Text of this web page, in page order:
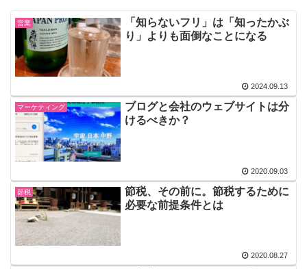
営業
「知らないフリ」は「知ったかぶ
り」よりも面倒なことになる
2024.09.13
マーケティング
ブログと会社のウェブサイトは分
けるべきか？
2020.09.03
節税
節税、その前に。節税するために
必要な前提条件とは
2020.08.27